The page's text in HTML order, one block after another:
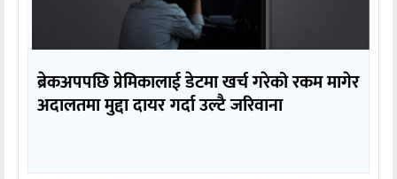
ब्रेकअपपछि प्रेमिकालाई डेटमा खर्च गरेको रकम मागेर
अदालतमा मुद्दा दायर गर्दा उल्टै जरिवाना